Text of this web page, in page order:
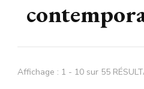
Affichage : 1 - 10 sur 55